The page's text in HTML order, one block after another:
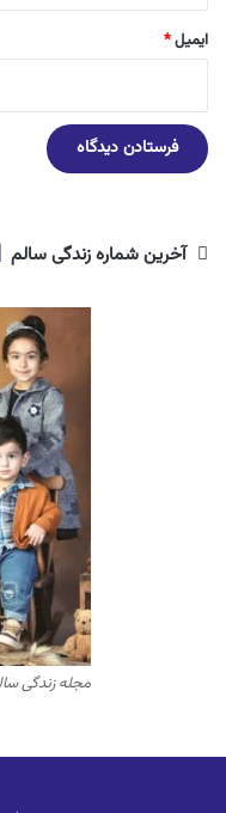
ایمیل*
آخرین شماره زندگی سالم
مجله زندگی